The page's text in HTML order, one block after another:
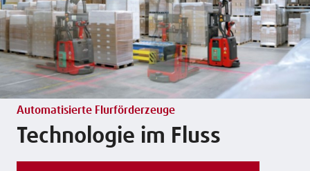
Automatisierte Flurförderzeuge
Technologie im Fluss